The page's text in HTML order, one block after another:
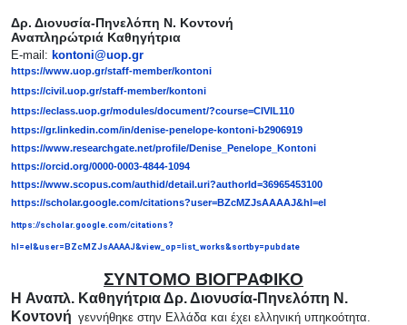
Δρ. Διονυσία-Πηνελόπη Ν. Κοντονή
Αναπληρώτριά Καθηγήτρια
E-mail: kontoni@uop.gr
https://www.uop.gr/staff-member/kontoni
https://civil.uop.gr/staff-member/kontoni
https://eclass.uop.gr/modules/document/?course=CIVIL110
https://gr.linkedin.com/in/denise-penelope-kontoni-b2906919
https://www.researchgate.net/profile/Denise_Penelope_Kontoni
https://orcid.org/0000-0003-4844-1094
https://www.scopus.com/authid/detail.uri?authorId=36965453100
https://scholar.google.com/citations?user=BZcMZJsAAAAJ&hl=el
https://scholar.google.com/citations?
hl=el&user=BZcMZJsAAAAJ&view_op=list_works&sortby=pubdate
ΣΥΝΤΟΜΟ ΒΙΟΓΡΑΦΙΚΟ
H Αναπλ. Καθηγήτρια Δρ. Διονυσία-Πηνελόπη Ν.
Κοντονή γεννήθηκε στην Ελλάδα και έχει ελληνική υπηκοότητα.